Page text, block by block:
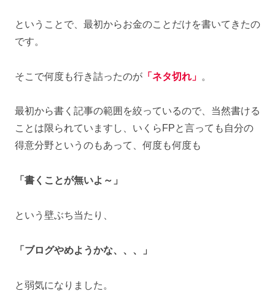
ということで、最初からお金のことだけを書いてきたの
です。
そこで何度も行き詰ったのが 「ネタ切れ」 。
最初から書く記事の範囲を絞っているので、当然書ける
ことは限られていますし、いくらFPと言っても自分の
得意分野というのもあって、何度も何度も
「書くことが無いよ～」
という壁ぶち当たり、
「ブログやめようかな、、、」
と弱気になりました。